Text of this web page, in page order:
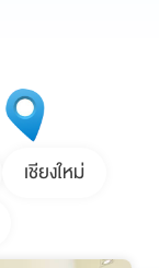
เชียงใหม่